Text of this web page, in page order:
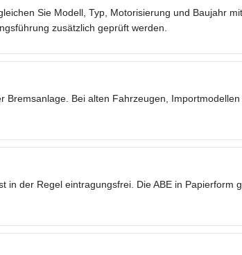
Sie Modell, Typ, Motorisierung und Baujahr
zusätzlich geprüft werden.
Bei alten Fahrzeugen,
der Regel eintragungsfrei. Die ABE in Papierform